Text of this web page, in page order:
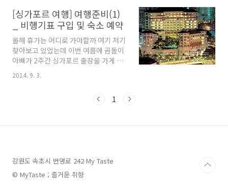
가 들어간 카야토스트, 그리고 커피가
나왔죠... 카야 토스트는 보시는 것처럼
바싹 구운 식빵 1쪽을 다시 한번 저며서
아주 얇게 만듭니다. 그리고 ..
사로 와서 다같이 인천공항에 간 뒤 출
국 수속을 마쳤습니다.인터넷으로 항공
권을 예매했는데 출국 24시간 전에 다
시 웹체크인인나 모바일 체크인 하면 전
용창구를 이용하여 빨리 수속을 할 수
있답니다. 좀 일찍 면세점으로 들어가
일단 곰돌이의 배고픔을 버거킹에서 달
으로 가다가 곰돌이가 사탕에 필 꽂혔는
[싱가포르 여행] 여행준비(1)
_ 비행기표 구입 및 숙소 예약
올해 휴가는 어디로 가야할까 여기 저기
찾아보고 있었는데 이번 여름에 곰돌이
아빠가 2주간 싱가포르 출장을 가게 되
셨답니다. 그래서 가운데 끼는 주말에
회사 직원들과 함께 싱가포르에 가기로
죠...ㅎㅎ 덕분에 울 곰돌이도 얹혀서 같
는 제일 저렴한 표를 예매했어요...어른
의 경우 세금 및 유류할증료 모두 포함
2014. 9. 3.
1
강원도 속초시 번영로 242 My Taste
© MyTaste ; 즐거운 취향